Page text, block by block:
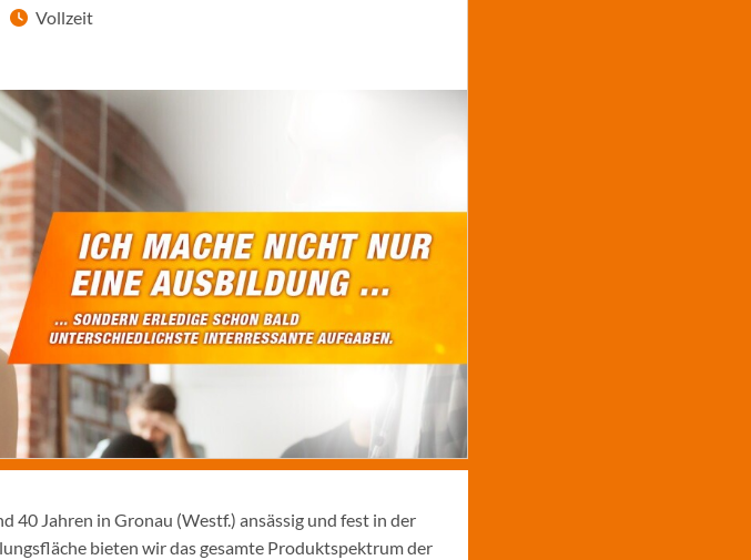
Vollzeit
40 Jahren in Gronau (Westf.) ansässig und fest in der
bieten wir das gesamte Produktspektrum der